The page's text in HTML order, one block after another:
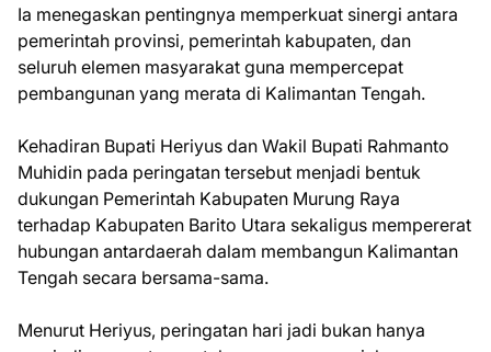
Ia menegaskan pentingnya memperkuat sinergi antara
pemerintah provinsi, pemerintah kabupaten, dan
seluruh elemen masyarakat guna mempercepat
pembangunan yang merata di Kalimantan Tengah.
Kehadiran Bupati Heriyus dan Wakil Bupati Rahmanto
Muhidin pada peringatan tersebut menjadi bentuk
dukungan Pemerintah Kabupaten Murung Raya
terhadap Kabupaten Barito Utara sekaligus mempererat
hubungan antardaerah dalam membangun Kalimantan
Tengah secara bersama-sama.
Menurut Heriyus, peringatan hari jadi bukan hanya